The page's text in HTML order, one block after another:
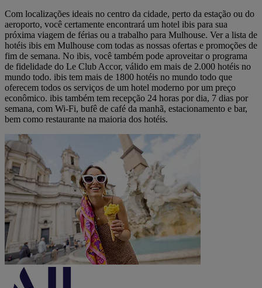
Com localizações ideais no centro da cidade, perto da estação ou do
aeroporto, você certamente encontrará um hotel ibis para sua
próxima viagem de férias ou a trabalho para Mulhouse. Ver a lista de
hotéis ibis em Mulhouse com todas as nossas ofertas e promoções de
fim de semana. No ibis, você também pode aproveitar o programa
de fidelidade do Le Club Accor, válido em mais de 2.000 hotéis no
mundo todo. ibis tem mais de 1800 hotéis no mundo todo que
oferecem todos os serviços de um hotel moderno por um preço
econômico. ibis também tem recepção 24 horas por dia, 7 dias por
semana, com Wi-Fi, bufê de café da manhã, estacionamento e bar,
bem como restaurante na maioria dos hotéis.